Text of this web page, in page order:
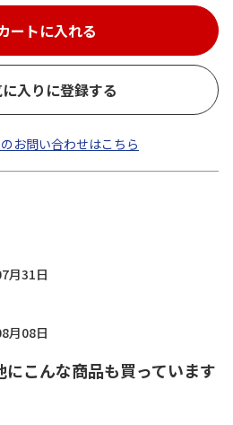
ートに入れる
入りに登録する
お問い合わせはこちら
月31日
月08日
こんな商品も買っています